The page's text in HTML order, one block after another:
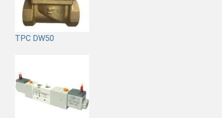
TPC DW50